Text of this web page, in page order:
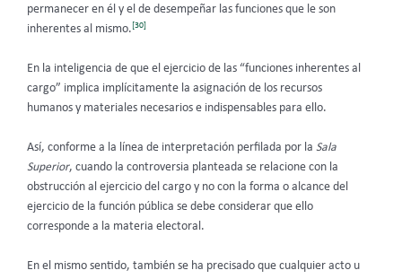
permanecer en él y el de desempeñar las funciones que le son
inherentes al mismo.[30]
En la inteligencia de que el ejercicio de las “funciones inherentes al
cargo” implica implícitamente la asignación de los recursos
humanos y materiales necesarios e indispensables para ello.
Así, conforme a la línea de interpretación perfilada por la Sala
Superior, cuando la controversia planteada se relacione con la
obstrucción al ejercicio del cargo y no con la forma o alcance del
ejercicio de la función pública se debe considerar que ello
corresponde a la materia electoral.
En el mismo sentido, también se ha precisado que cualquier acto u